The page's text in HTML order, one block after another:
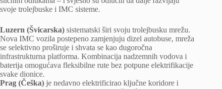
svoje trolejbuske i IMC sisteme.
Luzern (Švicarska) sistematski širi svoju trolejbusku mrežu.
Nova IMC vozila postepeno zamjenjuju dizel autobuse, mreža
se selektivno proširuje i shvata se kao dugoročna
infrastrukturna platforma. Kombinacija nadzemnih vodova i
baterija omogućava fleksibilne rute bez potpune elektrifikacije
svake dionice.
Prag (Češka) je nedavno elektrificirao ključne koridore i